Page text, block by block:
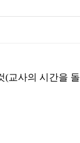
(교사의 시간을